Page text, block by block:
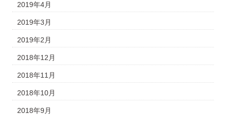
2019年4月
2019年3月
2019年2月
2018年12月
2018年11月
2018年10月
2018年9月